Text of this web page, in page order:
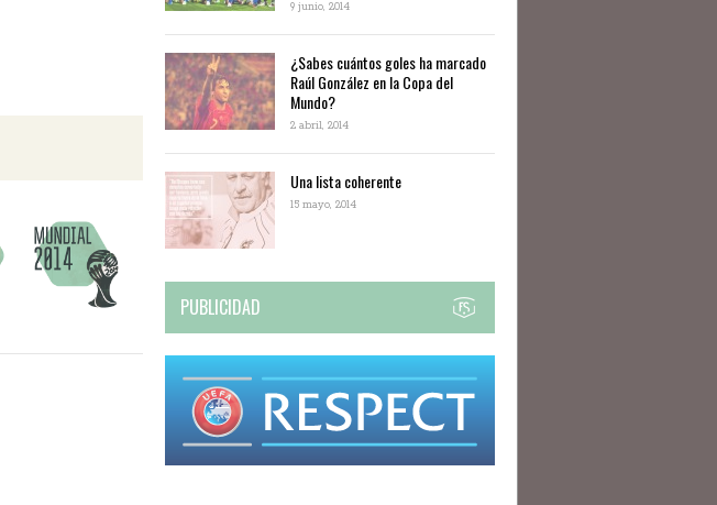
9 junio, 2014
¿Sabes cuántos goles ha marcado
Raúl González en la Copa del
Mundo?
2 abril, 2014
Una lista coherente
15 mayo, 2014
PUBLICIDAD